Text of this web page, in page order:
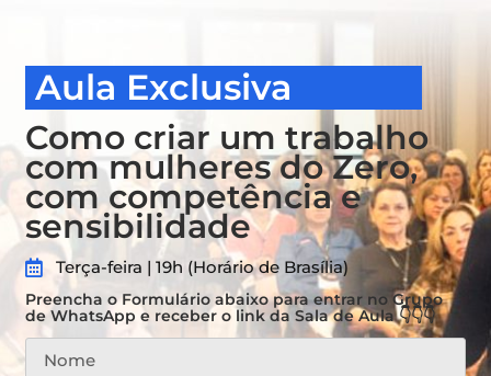
Aula Exclusiva
Como criar um trabalho
com mulheres do Zero,
com competência e
sensibilidade
Terça-feira | 19h (Horário de Brasília)
Preencha o Formulário abaixo para entrar no Grupo
de WhatsApp e receber o link da Sala de Aula 👇👇👇